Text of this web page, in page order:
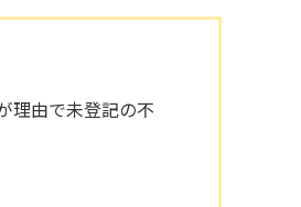
理由で未登記の不